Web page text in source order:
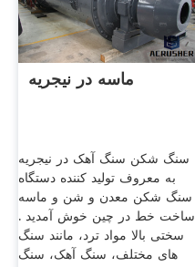
ماسه در نیجریه
سنگ شکن سنگ آهک در نیجریه
به معروف تولید کننده دستگاه
سنگ شکن معدن و شن و ماسه
ساخت خط در چین خوش آمدید .
سختی بالا مواد ترد، مانند سنگ
های مختلف، سنگ آهک، سنگ